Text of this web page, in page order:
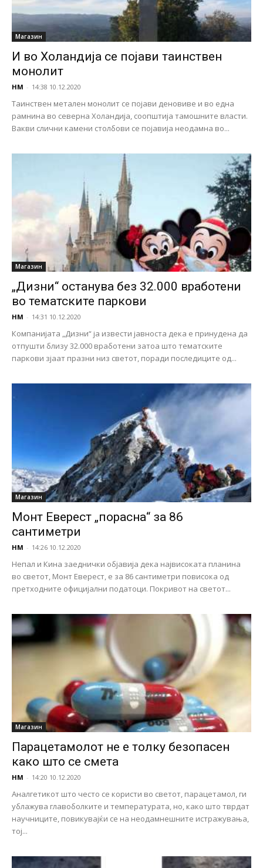
Магазин
И во Холандија се појави таинствен
монолит
НМ - 14:38 10.12.2020
Таинствен метален монолит се појави деновиве и во една
рамнина во северна Холандија, соопштија тамошните власти.
Вакви слични камени столбови се појавија неодамна во...
Магазин
„Дизни“ останува без 32.000 вработени
во тематските паркови
НМ - 14:31 10.12.2020
Компанијата „Дизни“ ја извести јавноста дека е принудена да
отпушти близу 32.000 вработени затоа што тематските
паркови зјаат празни низ светот, поради последиците од...
Магазин
Монт Еверест „порасна“ за 86
сантиметри
НМ - 14:26 10.12.2020
Непал и Кина заеднички објавија дека највисоката планина
во светот, Монт Еверест, е за 86 сантиметри повисока од
претходните официјални податоци. Покривот на светот...
Магазин
Парацетамолот не е толку безопасен
како што се смета
НМ - 14:20 10.12.2020
Аналгетикот што често се користи во светот, парацетамол, ги
ублажува главоболките и температурата, но, како што тврдат
научниците, повикувајќи се на неодамнешните истражувања,
тој...